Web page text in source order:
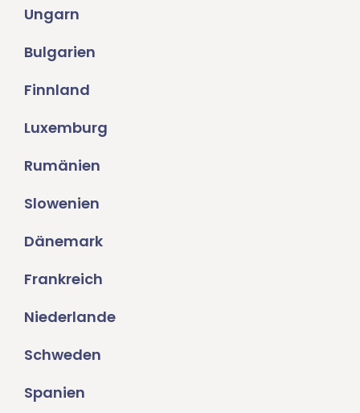
Ungarn
Bulgarien
Finnland
Luxemburg
Rumänien
Slowenien
Dänemark
Frankreich
Niederlande
Schweden
Spanien